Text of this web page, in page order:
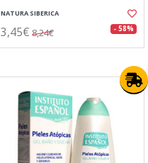
NATURA SIBERICA
3,45€ 8,24€ - 58%